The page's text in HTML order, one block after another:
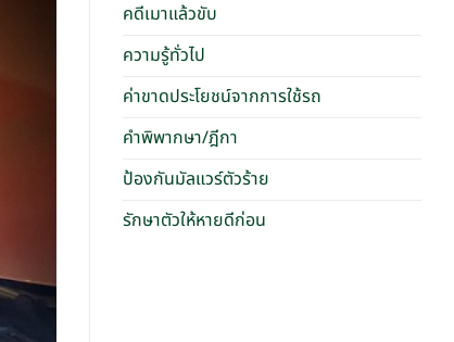
คดีเมาแล้วขับ
ความรู้ทั่วไป
ค่าขาดประโยชน์จากการใช้รถ
คำพิพากษา/ฎีกา
ป้องกันมัลแวร์ตัวร้าย
รักษาตัวให้หายดีก่อน